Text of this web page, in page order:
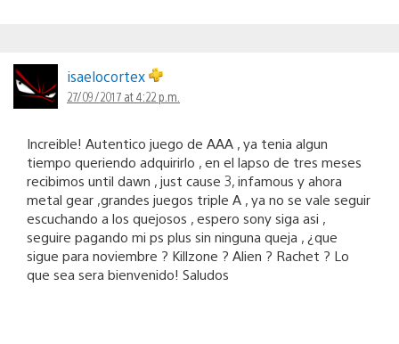
isaelocortex
27/09/2017 at 4:22 p.m.
Increible! Autentico juego de AAA , ya tenia algun
tiempo queriendo adquirirlo , en el lapso de tres meses
recibimos until dawn , just cause 3, infamous y ahora
metal gear ,grandes juegos triple A , ya no se vale seguir
escuchando a los quejosos , espero sony siga asi ,
seguire pagando mi ps plus sin ninguna queja , ¿que
sigue para noviembre ? Killzone ? Alien ? Rachet ? Lo
que sea sera bienvenido! Saludos